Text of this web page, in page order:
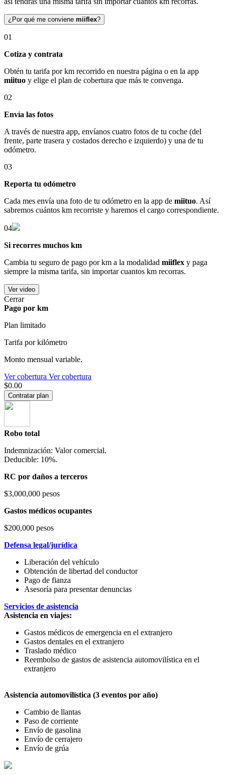
¿Por qué me conviene miiflex?
01
Cotiza y contrata
Obtén tu tarifa por km recorrido en nuestra página o en la app
miituo y elige el plan de cobertura que más te convenga.
02
Envía las fotos
A través de nuestra app, envíanos cuatro fotos de tu coche (del
frente, parte trasera y costados derecho e izquierdo) y una de tu
odómetro.
03
Reporta tu odómetro
Cada mes envía una foto de tu odómetro en la app de miituo. Así
sabremos cuántos km recorriste y haremos el cargo correspondiente.
04
Si recorres muchos km
Cambia tu seguro de pago por km a la modalidad miiflex y paga
siempre la misma tarifa, sin importar cuantos km recorras.
Ver video
Cerrar
Pago por km
Plan limitado
Tarifa por kilómetro
Monto mensual variable.
Ver cobertura Ver cobertura
$0.00
Contratar plan
Robo total
Indemnización: Valor comercial.
Deducible: 10%.
RC por daños a terceros
$3,000,000 pesos
Gastos médicos ocupantes
$200,000 pesos
Defensa legal/jurídica
Liberación del vehículo
Obtención de libertad del conductor
Pago de fianza
Asesoría para presentar denuncias
Servicios de asistencia
Asistencia en viajes:
Gastos médicos de emergencia en el extranjero
Gastos dentales en el extranjero
Traslado médico
Reembolso de gastos de asistencia automovilística en el
extranjero
Asistencia automovilística (3 eventos por año)
Cambio de llantas
Paso de corriente
Envío de gasolina
Envío de cerrajero
Envío de grúa